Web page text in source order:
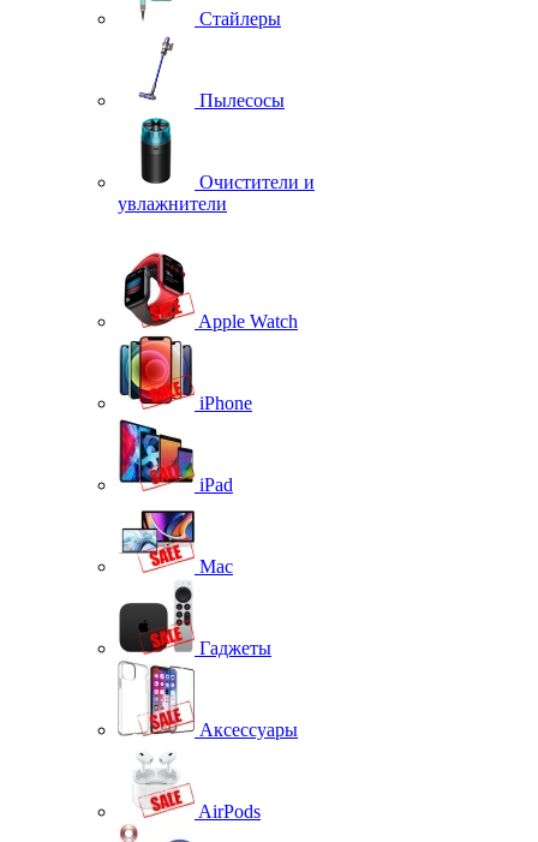
Стайлеры
Пылесосы
Очистители и
увлажнители
Apple Watch
iPhone
iPad
Mac
Гаджеты
Аксессуары
AirPods